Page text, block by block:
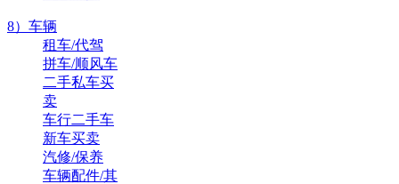
8）车辆
租车/代驾
拼车/顺风车
二手私车买
卖
车行二手车
新车买卖
汽修/保养
车辆配件/其